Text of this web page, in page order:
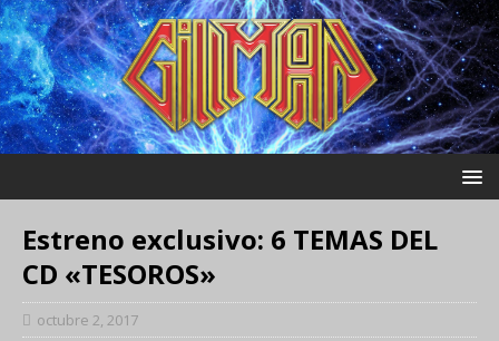
Estreno exclusivo: 6 TEMAS DEL
CD «TESOROS»
octubre 2, 2017